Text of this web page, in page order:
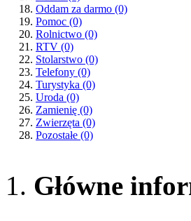
Oddam za darmo (0)
Pomoc (0)
Rolnictwo (0)
RTV (0)
Stolarstwo (0)
Telefony (0)
Turystyka (0)
Uroda (0)
Zamienię (0)
Zwierzęta (0)
Pozostałe (0)
Główne